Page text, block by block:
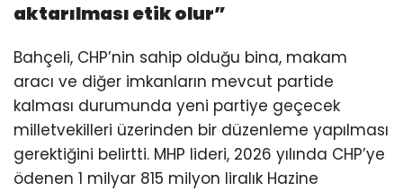
aktarılması etik olur”
Bahçeli, CHP’nin sahip olduğu bina, makam
aracı ve diğer imkanların mevcut partide
kalması durumunda yeni partiye geçecek
milletvekilleri üzerinden bir düzenleme yapılması
gerektiğini belirtti. MHP lideri, 2026 yılında CHP’ye
ödenen 1 milyar 815 milyon liralık Hazine